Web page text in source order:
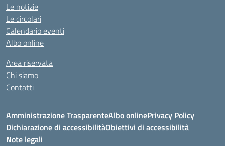
Le notizie
Le circolari
Calendario eventi
Albo online
Area riservata
Chi siamo
Contatti
Amministrazione TrasparenteAlbo onlinePrivacy Policy
Dichiarazione di accessibilitàObiettivi di accessibilità
Note legali